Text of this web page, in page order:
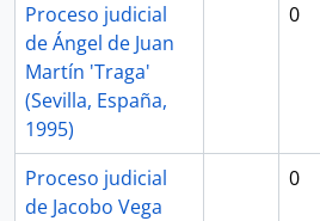
Proceso judicial
de Ángel de Juan
Martín 'Traga'
(Sevilla, España,
1995)
0
Proceso judicial
de Jacobo Vega
0